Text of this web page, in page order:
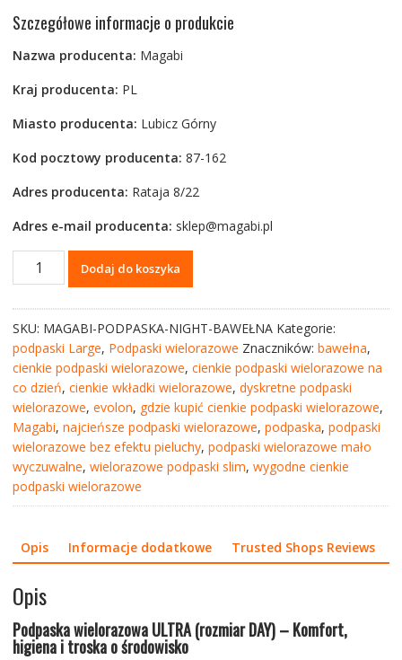
Szczegółowe informacje o produkcie
Nazwa producenta: Magabi
Kraj producenta: PL
Miasto producenta: Lubicz Górny
Kod pocztowy producenta: 87-162
Adres producenta: Rataja 8/22
Adres e-mail producenta: sklep@magabi.pl
Magabi
wielorazowa
ULTRA
–
rozmiar
NIGHT
–
bawełna
(wybór
wzorów)
Dodaj do koszyka
SKU: MAGABI-PODPASKA-NIGHT-BAWEŁNA Kategorie:
podpaski Large, Podpaski wielorazowe Znaczników: bawełna,
cienkie podpaski wielorazowe, cienkie podpaski wielorazowe na
co dzień, cienkie wkładki wielorazowe, dyskretne podpaski
wielorazowe, evolon, gdzie kupić cienkie podpaski wielorazowe,
Magabi, najcieńsze podpaski wielorazowe, podpaska, podpaski
wielorazowe bez efektu pieluchy, podpaski wielorazowe mało
wyczuwalne, wielorazowe podpaski slim, wygodne cienkie
podpaski wielorazowe
Opis Informacje dodatkowe Trusted Shops Reviews
Opis
Podpaska wielorazowa ULTRA (rozmiar DAY) – Komfort,
higiena i troska o środowisko